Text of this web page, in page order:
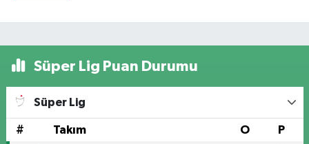
Süper Lig Puan Durumu
Süper Lig
# Takım O P